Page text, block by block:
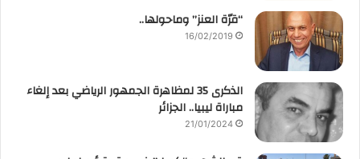
“قرّة العنز” وماحولها..
16/02/2019
الذكرى 35 لمظاهرة الجمهور الرياضي بعد إلغاء
مباراة ليبيا.. الجزائر
21/01/2024